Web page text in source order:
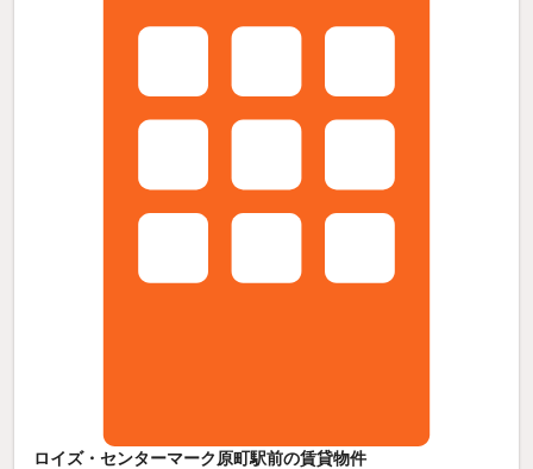
ロイズ・センターマーク原町駅前の賃貸物件